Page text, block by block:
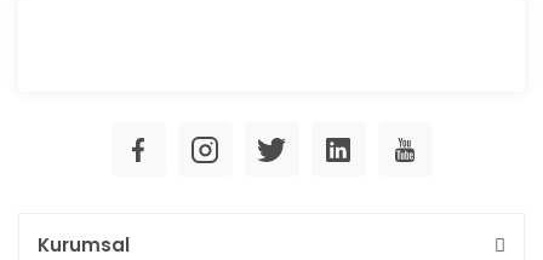
Kurumsal